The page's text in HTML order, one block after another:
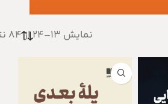
نمایش 13–24 از 84 نتیجه